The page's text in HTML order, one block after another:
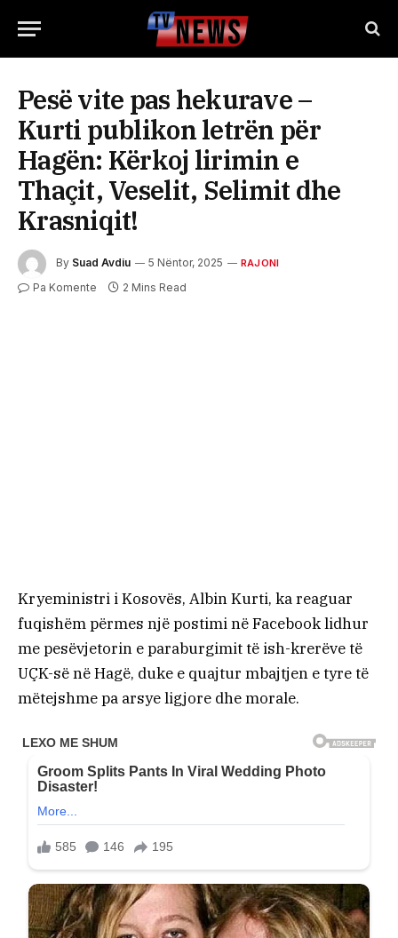
Pesë vite pas hekurave –
Kurti publikon letrën për
Hagën: Kërkoj lirimin e
Thaçit, Veselit, Selimit dhe
Krasniqit!
By Suad Avdiu 5 Nëntor, 2025 RAJONI
Pa Komente 2 Mins Read
Kryeministri i Kosovës, Albin Kurti, ka reaguar
fuqishëm përmes një postimi në Facebook lidhur
me pesëvjetorin e paraburgimit të ish-krerëve të
UÇK-së në Hagë, duke e quajtur mbajtjen e tyre të
mëtejshme pa arsye ligjore dhe morale.